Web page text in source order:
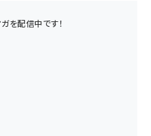
を配信中です！